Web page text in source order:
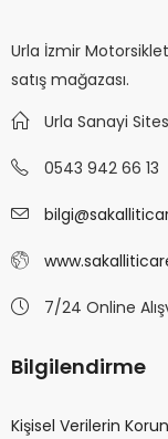
Urla İzmir
satış mağazası.
Urla Sanayi
0543 942 66 13
7/24 Online
Bilgilendirme
Kişisel Verilerin